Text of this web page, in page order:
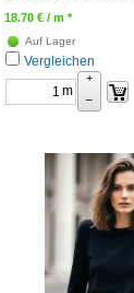
18.70 € / m *
Auf Lager
Vergleichen
m
+
–